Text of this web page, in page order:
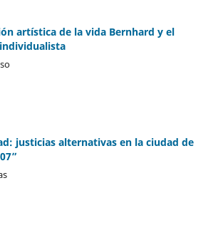
artística de la vida Bernhard y el
justicias alternativas en la ciudad de